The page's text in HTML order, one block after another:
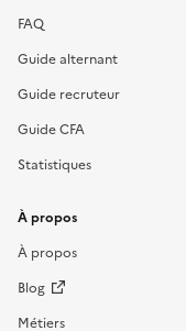
FAQ
Guide alternant
Guide recruteur
Guide CFA
Statistiques
À propos
À propos
Blog
Métiers